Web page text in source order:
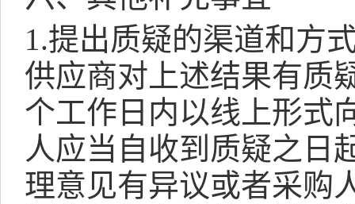
1.提出质疑的渠道和方
供应商对上述结果有质
个工作日内以线上形式
人应当自收到质疑之日
理意见有异议或者采购